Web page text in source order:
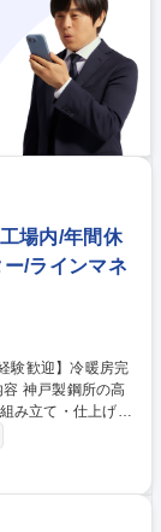
幅を広げます。将
バルな活躍が期待
場内/年間休
/ラインマネ
み立て・仕上げ作
があるため、工具
の仕上げ作業を5
のため、天候に左
だけで終わる日